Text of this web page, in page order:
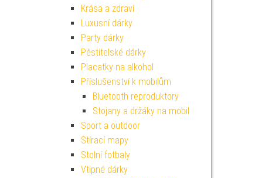
Krása a zdraví
Luxusní dárky
Party dárky
Pěstitelské dárky
Placatky na alkohol
Příslušenství k mobilům
Bluetooth reproduktory
Stojany a držáky na mobil
Sport a outdoor
Stírací mapy
Stolní fotbaly
Vtipné dárky